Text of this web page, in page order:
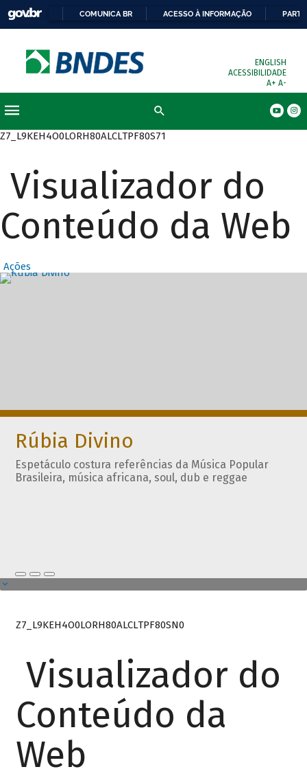
COMUNICA BR ACESSO À INFORMAÇÃO
ENGLISH
ACESSIBILIDADE
A+ A-
Z7_L9KEH4O0LORH80ALCLTPF80S71
Visualizador do
Conteúdo da Web
Ações
Destaques
Rúbia Divino
Espetáculo costura referências da Música Popular
Brasileira, música africana, soul, dub e reggae
Z7_L9KEH4O0LORH80ALCLTPF80SN0
Visualizador do
Conteúdo da
Web